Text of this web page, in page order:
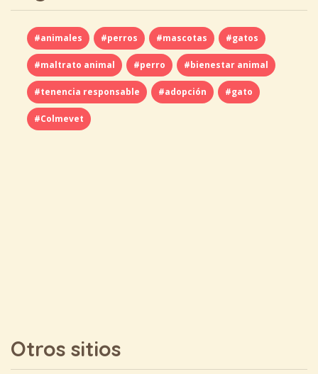
#animales #perros #mascotas #gatos
#maltrato animal #perro #bienestar animal
#tenencia responsable #adopción #gato
#Colmevet
Otros sitios